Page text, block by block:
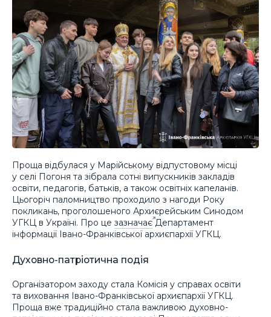
Проща відбулася у Марійському відпустовому місці
у селі Погоня та зібрала сотні випускників закладів
освіти, педагогів, батьків, а також освітніх капеланів.
Цьогоріч паломництво проходило з нагоди Року
покликань, проголошеного Архиєрейським Синодом
УГКЦ в Україні. Про це зазначаєДепартамент
інформації Івано-Франківської архиєпархії УГКЦ.
Духовно-патріотична подія
Організатором заходу стала Комісія у справах освіти
та виховання Івано-Франківської архиєпархії УГКЦ.
Проща вже традиційно стала важливою духовно-